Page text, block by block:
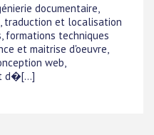
documentaire,
traduction et localisation
formations techniques
et maitrise d'oeuvre,
web,
d�[...]